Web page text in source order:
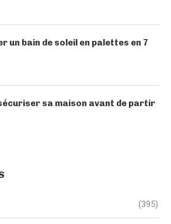
un bain de soleil en palettes en 7
sa maison avant de partir
(395)